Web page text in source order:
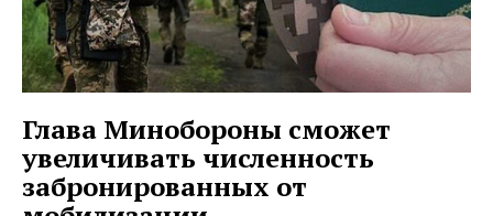
Глава Минобороны сможет
увеличивать численность
забронированных от